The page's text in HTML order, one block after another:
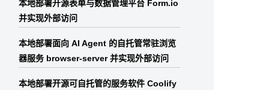
本地部署开源表单与数据管理平台 Form.io
并实现外部访问
本地部署面向 AI Agent 的自托管常驻浏览
器服务 browser-server 并实现外部访问
本地部署开源可自托管的服务软件 Coolify